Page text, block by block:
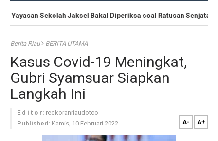
Yayasan Sekolah Jaksel Bakal Diperiksa soal Ratusan Senjata
Berita Riau BERITA UTAMA
Kasus Covid-19 Meningkat,
Gubri Syamsuar Siapkan
Langkah Ini
E d i t o r: redkoranriaudotco
Published: Kamis, 10 Februari 2022 A- A+